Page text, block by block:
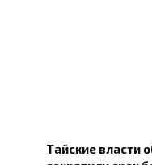
Тайские власти